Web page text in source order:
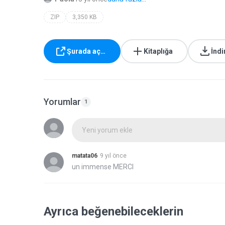
ZIP 3,350 KB
Şurada aç… Kitaplığa
Yorumlar 1
Yeni yorum ekle
matata06 9 yıl önce
un immense MERCI
Ayrıca beğenebileceklerin